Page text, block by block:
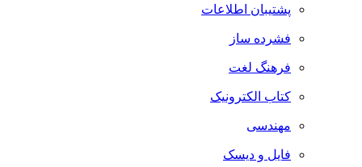
پشتیبان اطلاعات
فشرده ساز
فرهنگ لغت
کتاب الکترونیک
مهندسی
فایل و دیسک